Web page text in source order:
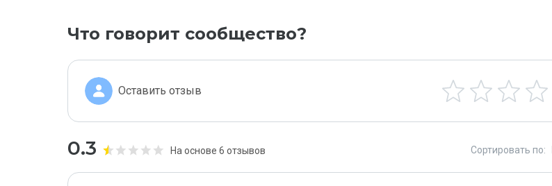
Что говорит сообщество?
Оставить отзыв
0.3 На основе 6 отзывов Сортировать по: